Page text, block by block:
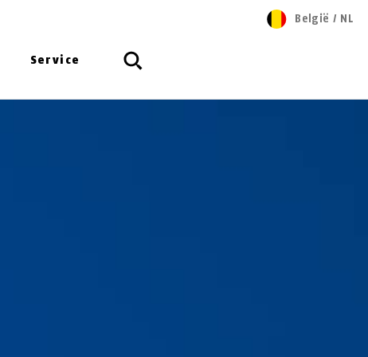
Service
België / NL